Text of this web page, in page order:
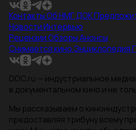
КонтактыОб НМГ ДОК
НовостиИнтервью
РецензииОбзорыАнонсы
Снимается кино Энциклопедия
DOC.ru — индустриальное
в документальном кино и не
Мы рассказываем о
предоставляя трибуну всему